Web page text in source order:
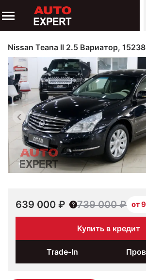
Nissan Teana II 2.5 Вариатор,
639 000 ₽ 739 000 ₽ от
Купить в кредит
Trade-In